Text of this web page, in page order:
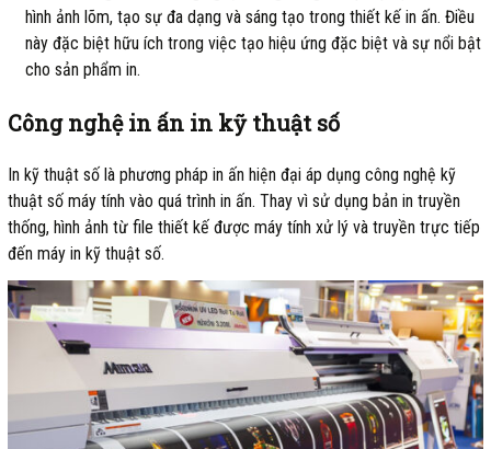
hình ảnh lõm, tạo sự đa dạng và sáng tạo trong thiết kế in ấn. Điều
này đặc biệt hữu ích trong việc tạo hiệu ứng đặc biệt và sự nổi bật
cho sản phẩm in.
Công nghệ in ấn in kỹ thuật số
In kỹ thuật số là phương pháp in ấn hiện đại áp dụng công nghệ kỹ
thuật số máy tính vào quá trình in ấn. Thay vì sử dụng bản in truyền
thống, hình ảnh từ file thiết kế được máy tính xử lý và truyền trực tiếp
đến máy in kỹ thuật số.